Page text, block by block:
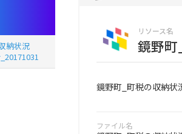
リソース名
鏡野
鏡野町_町税の収納
ファイル名
納状況